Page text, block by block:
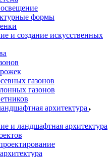
формы
и создание искусственных
газонов
газонов
архитектура
и ландшафтная архитектура